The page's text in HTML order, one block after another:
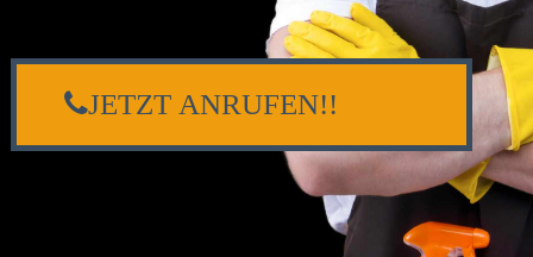
JETZT ANRUFEN!!